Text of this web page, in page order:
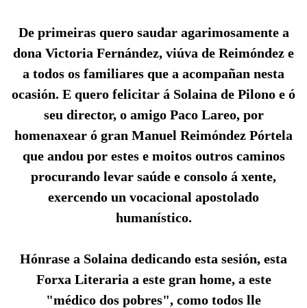
De primeiras quero saudar agarimosamente a
dona Victoria Fernández, viúva de Reimóndez e
a todos os familiares que a acompañan nesta
ocasión. E quero felicitar á Solaina de Pilono e ó
seu director, o amigo Paco Lareo, por
homenaxear ó gran Manuel Reimóndez Pórtela
que andou por estes e moitos outros caminos
procurando levar saúde e consolo á xente,
exercendo un vocacional apostolado
humanístico.
Hónrase a Solaina dedicando esta sesión, esta
Forxa Literaria a este gran home, a este
"médico dos pobres", como todos lle